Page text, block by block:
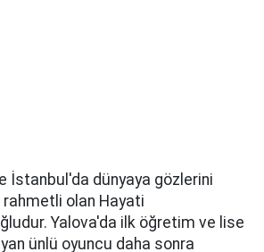
İstanbul'da dünyaya gözlerini
olan Hayati
Yalova'da ilk öğretim ve lise
ünlü oyuncu daha sonra